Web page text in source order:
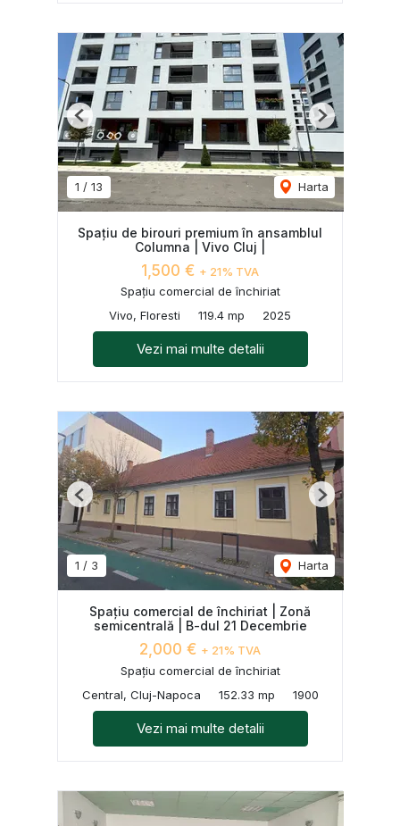
1 / 13 Harta
Previous Next
Spațiu de birouri premium în ansamblul
Columna | Vivo Cluj |
1,500 € + 21% TVA
Spațiu comercial de închiriat
Vivo, Floresti
119.4 mp 2025
Vezi mai multe detalii
1 / 3 Harta
Previous Next
Spațiu comercial de închiriat | Zonă
semicentrală | B-dul 21 Decembrie
2,000 € + 21% TVA
Spațiu comercial de închiriat
Central, Cluj-Napoca
152.33 mp 1900
Vezi mai multe detalii